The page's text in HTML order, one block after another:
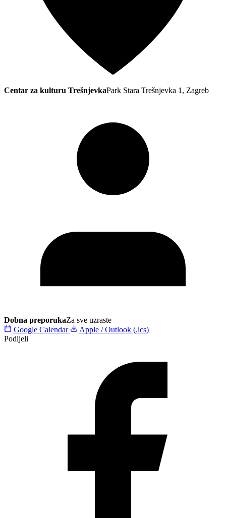
Centar za kulturu TrešnjevkaPark Stara Trešnjevka 1, Zagreb
Dobna preporukaZa sve uzraste
Google Calendar
Apple / Outlook (.ics)
Podijeli